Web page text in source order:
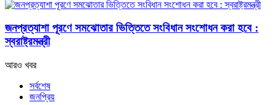
জনপ্রত্যাশা পূরণে সমঝোতার ভিত্তিতে সংবিধান সংশোধন করা হবে :
স্বরাষ্ট্রমন্ত্রী
আরও খবর
সর্বশেষ
জনপ্রিয়